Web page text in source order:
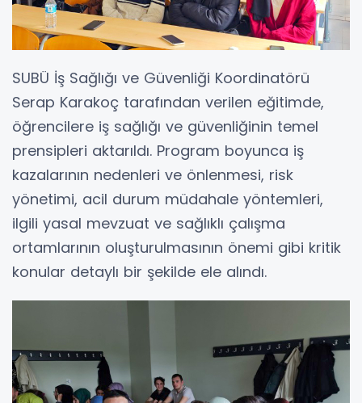
SUBÜ İş Sağlığı ve Güvenliği Koordinatörü
Serap Karakoç tarafından verilen eğitimde,
öğrencilere iş sağlığı ve güvenliğinin temel
prensipleri aktarıldı. Program boyunca iş
kazalarının nedenleri ve önlenmesi, risk
yönetimi, acil durum müdahale yöntemleri,
ilgili yasal mevzuat ve sağlıklı çalışma
ortamlarının oluşturulmasının önemi gibi kritik
konular detaylı bir şekilde ele alındı.